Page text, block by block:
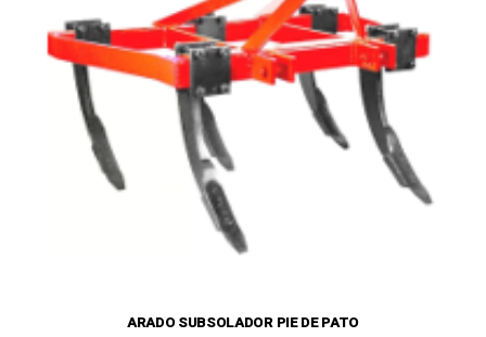
ARADO SUBSOLADOR PIE DE PATO